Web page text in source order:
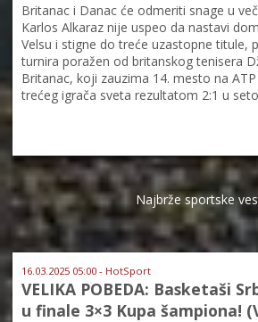
Britanac i Danac će odmeriti snage u
Karlos Alkaraz nije uspeo da nastavi
Velsu i stigne do treće uzastopne titule,
turnira poražen od britanskog tenisera
Britanac, koji zauzima 14. mesto na
trećeg igrača sveta rezultatom 2:1 u
Najbrže sportske
16.03.2025 05:00 - HotSport
VELIKA POBEDA: Basketaši
u finale 3×3 Kupa šampiona!